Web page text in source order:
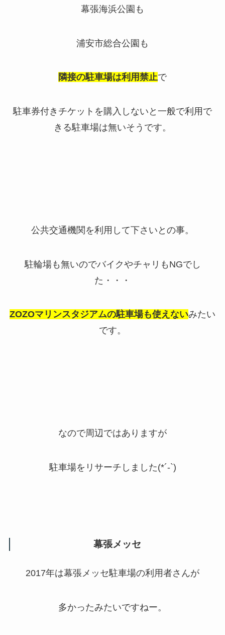
幕張海浜公園も
浦安市総合公園も
隣接の駐車場は利用禁止で
駐車券付きチケットを購入しないと一般で利用で
きる駐車場は無いそうです。
公共交通機関を利用して下さいとの事。
駐輪場も無いのでバイクやチャリもNGでし
た・・・
ZOZOマリンスタジアムの駐車場も使えないみたい
です。
なので周辺ではありますが
駐車場をリサーチしました(*´-`)
幕張メッセ
2017年は幕張メッセ駐車場の利用者さんが
多かったみたいですねー。